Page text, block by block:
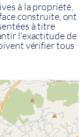
à la propriété,
construite, ont
à titre
l'exactitude de
vérifier tous